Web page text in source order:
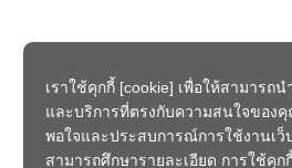
เราใช้คุกกี้ [cookie] เพื่อให้สามารถ
และบริการที่ตรงกับความสนใจของคุ
พอใจและประสบการณ์การใช้งานเ
สามารถศึกษารายละเอียด การใช้คุก